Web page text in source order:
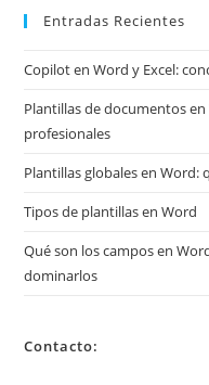
Entradas Recientes
Copilot en Word y Excel:
Plantillas de documentos
profesionales
Plantillas globales en Word:
Tipos de plantillas en Word
Qué son los campos en
dominarlos
Contacto: